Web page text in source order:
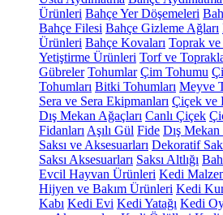
Ürünleri Bahçe Yer Döşemeleri
Bahçe Filesi Bahçe Gizleme Ağları
Ürünleri Bahçe Kovaları Toprak ve
Yetiştirme Ürünleri Torf ve
Gübreler Tohumlar Çim Tohumu
Tohumları Bitki Tohumları Meyve
Sera ve Sera Ekipmanları Çiçek ve
Dış Mekan Ağaçları Canlı Çiçek
Fidanları Aşılı Gül Fide Dış
Saksı ve Aksesuarları Dekoratif
Saksı Aksesuarları Saksı Altlığı
Evcil Hayvan Ürünleri Kedi
Hijyen ve Bakım Ürünleri Kedi
Kabı Kedi Evi Kedi Yatağı Kedi